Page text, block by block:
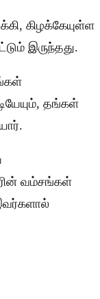
கிழக்கேயுள்ள
இருந்தது.
தங்கள்
வம்சங்கள்